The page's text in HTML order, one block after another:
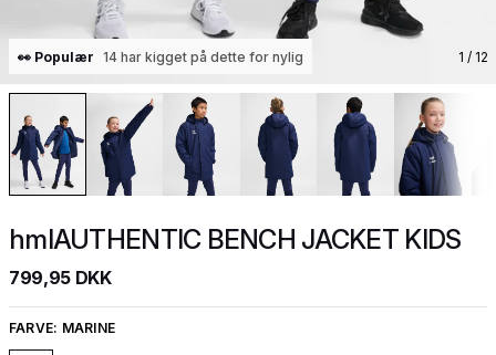
👀 Populær 14 har kigget på dette for nylig 1 / 12
hmlAUTHENTIC BENCH JACKET KIDS
799,95 DKK
FARVE: MARINE